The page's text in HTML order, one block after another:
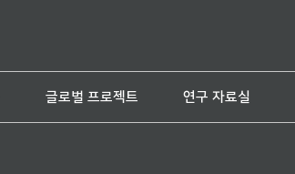
글로벌 프로젝트 연구 자료실